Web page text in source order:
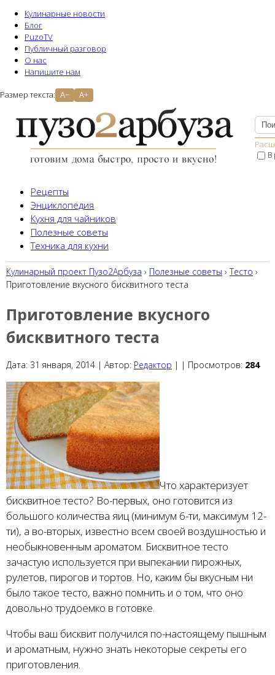
Кулинарные новости
Блог
PuzoTV
Публичный разговор
О нас
Напишите нам
Размер текста: A− A+
В
Рецепты
Энциклопедия
Кухня для чайников
Полезные советы
Техника для кухни
Кулинарный проект Пузо2Aрбуза › Полезные советы ›Тесто ›
Приготовление вкусного бисквитного теста
Приготовление вкусного
бисквитного теста
Дата: 31 января, 2014 | Автор: Редактор | | Просмотров: 284
Что характеризует
бисквитное тесто? Во-первых, оно готовится из
большого количества яиц (минимум 6-ти, максимум 12-
ти), а во-вторых, известно всем своей воздушностью и
необыкновенным ароматом. Бисквитное тесто
зачастую используется при выпекании пирожных,
рулетов, пирогов и тортов. Но, каким бы вкусным ни
было такое тесто, важно помнить и о том, что оно
довольно трудоемко в готовке.
Чтобы ваш бисквит получился по-настоящему пышным
и ароматным, нужно знать некоторые секреты его
приготовления.